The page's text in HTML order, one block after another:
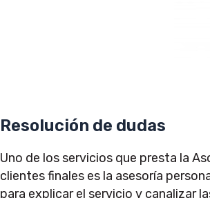
Resolución de dudas
Uno de los servicios que presta la
clientes finales es la asesoría
para explicar el servicio y canalizar